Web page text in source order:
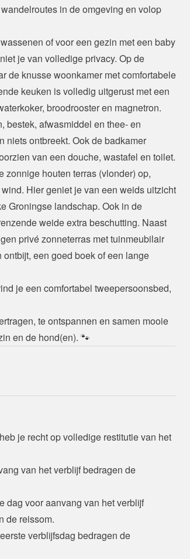
in de omgeving en volop
of voor een gezin met een baby
je van volledige privacy. Op de
de knusse woonkamer met comfortabele
keuken is volledig uitgerust met een
broodrooster en magnetron.
bestek, afwasmiddel en thee- en
niets ontbreekt. Ook de badkamer
van een douche, wastafel en toilet.
houten terras (vlonder) op,
Hier geniet je van een weids uitzicht
Groningse landschap. Ook in de
weide extra beschutting. Naast
privé zonneterras met tuinmeubilair
een goed boek of een lange
je een comfortabel tweepersoonsbed,
te ontspannen en samen mooie
en de hond(en). 🐾
je recht op volledige restitutie van het
van het verblijf bedragen de
dag voor aanvang van het verblijf
de reissom.
verblijfsdag bedragen de